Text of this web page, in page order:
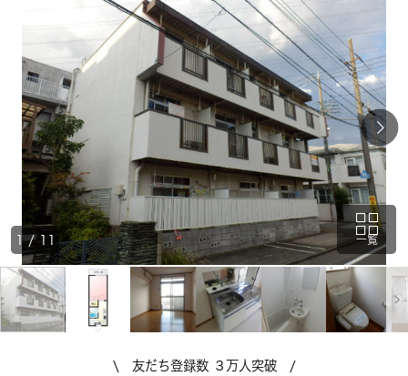
一覧
1/ 11
\ 友だち登録数 ３万人突破 /